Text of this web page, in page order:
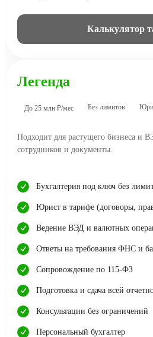
Калькулятор
Легенда
До 25 млн ₽/мес Без лимитов
Подходит для растущего бизнеса и
сотрудников и документы.
Бухгалтерия под ключ без
Юрист в тарифе (договоры,
Ведение ВЭД и валютных
Ответы на требования ФНС и
Сопровождение по 115-ФЗ
Подготовка и сдача всей
Консультации без ограничений
Персональный бухгалтер